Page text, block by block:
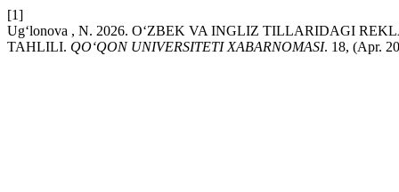
[1]
Ug‘lonova , N. 2026. O‘ZBEK VA INGLIZ TILLARIDAGI
TAHLILI. QO‘QON UNIVERSITETI XABARNOMASI. 18, (Apr.